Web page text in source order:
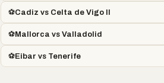
⚽Cadiz vs Celta de Vigo II
⚽Mallorca vs Valladolid
⚽Eibar vs Tenerife